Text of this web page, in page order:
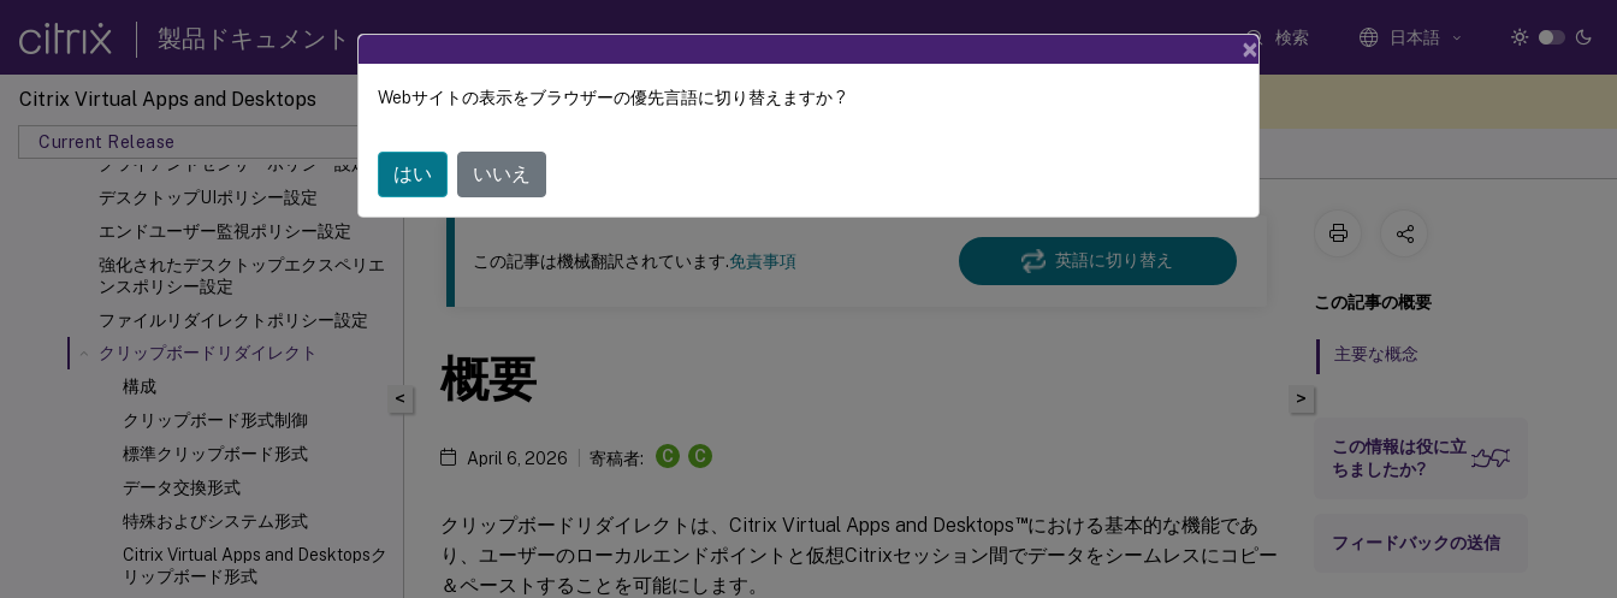
製品ドキュメント 検索 日本語
Citrix Virtual Apps and Desktops
Current Release
帯域幅ポリシー設定
双方向コンテンツリダイレクトポリシ
ー設定
ブラウザーコンテンツリダイレクトポ
リシー設定
クライアントセンサーポリシー設定
デスクトップUIポリシー設定
エンドユーザー監視ポリシー設定
強化されたデスクトップエクスペリエ
ンスポリシー設定
ファイルリダイレクトポリシー設定
クリップボードリダイレクト
構成
クリップボード形式制御
標準クリップボード形式
データ交換形式
特殊およびシステム形式
Citrix Virtual Apps and Desktopsク
リップボード形式
このコンテンツは動的に機械翻訳されています。
Citrix Virtual Apps and Desktops
<
この記事は機械翻訳されています.免責事項 英語に切り替え
概要
April 6, 2026 寄稿者: C C
クリップボードリダイレクトは、Citrix Virtual Apps and Desktops™における基本的な機能であ
り、ユーザーのローカルエンドポイントと仮想Citrixセッション間でデータをシームレスにコピー
＆ペーストすることを可能にします。
>
この記事の概要
主要な概念
この情報は役に立
ちましたか?
フィードバックの送信
×
Webサイトの表示をブラウザーの優先言語に切り替えますか ?
はい いいえ